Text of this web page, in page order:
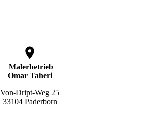
Malerbetrieb
Omar Taheri
Von-Dript-Weg 25
33104 Paderborn